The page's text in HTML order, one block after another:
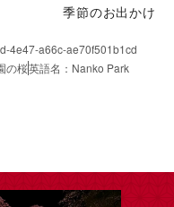
季節のお出かけ
4e47-a66c-ae70f501b1cd
の桜英語名 ： Nanko Park